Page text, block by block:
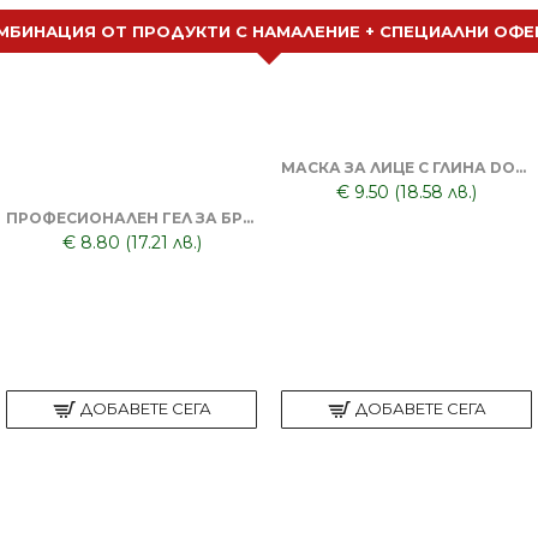
ОТ ПРОДУКТИ С НАМАЛЕНИЕ + СПЕЦИАЛНИ
ПРОФЕСИОНАЛЕН ГЕЛ ЗА БРЪСНЕНЕ 1000 ML + БРЪСНАЧ ЗА ЕДНОКРАТНИ НОЖЧЕТА + БРЪСНАРСКИ НОЖЧЕТА ASTRA - 5БР
€ 8.80 (17.21 лв.)
ДОБАВЕТЕ СЕГА
МАСКА ЗА ЛИЦЕ С ГЛИНА DORSH + ПОЧИСТВАЩА ЧЕРНА МАСКА ЗА ЛИЦЕ DORSH
€ 9.50 (18.58 лв.)
ДОБАВЕТЕ СЕГА